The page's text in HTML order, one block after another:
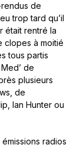
de
trop tard qu’il
était rentré la
clopes à moitié
tous partis
de
plusieurs
de
Ian Hunter ou
radios